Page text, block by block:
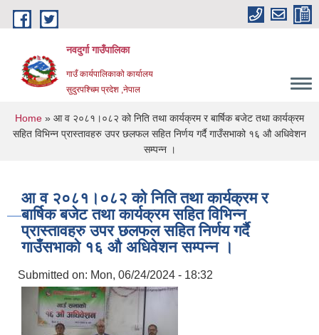
Skip to main content
नवदुर्गा गाउँपालिका
गाउँ कार्यपालिकाको कार्यालय
सुदुरपश्चिम प्रदेश ,नेपाल
You are here
Home » आ व २०८१।०८२ को निति तथा कार्यक्रम र बार्षिक बजेट तथा कार्यक्रम
सहित विभिन्न प्रास्तावहरु उपर छलफल सहित निर्णय गर्दै गाउँसभाको १६ औ अधिवेशन
सम्पन्न ।
आ व २०८१।०८२ को निति तथा कार्यक्रम र
बार्षिक बजेट तथा कार्यक्रम सहित विभिन्न
प्रास्तावहरु उपर छलफल सहित निर्णय गर्दै
गाउँसभाको १६ औ अधिवेशन सम्पन्न ।
Submitted on: Mon, 06/24/2024 - 18:32